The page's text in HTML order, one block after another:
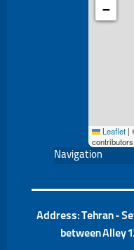
−
Leaflet |
contributors
Navigation
Address: Tehran -
between Alley